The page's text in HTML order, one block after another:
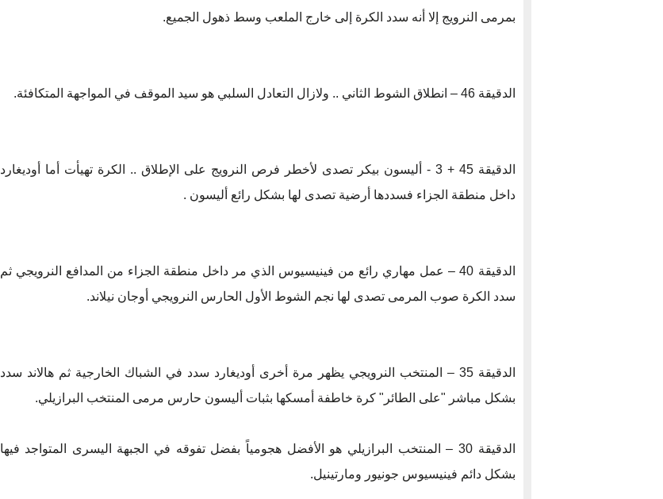
بمرمى النرويج إلا أنه سدد الكرة إلى خارج الملعب وسط ذهول الجميع.
الدقيقة 46 – انطلاق الشوط الثاني .. ولازال التعادل السلبي هو سيد الموقف في المواجهة المتكافئة.
الدقيقة 45 + 3 - أليسون بيكر تصدى لأخطر فرص النرويج على الإطلاق .. الكرة تهيأت أما أوديغارد
داخل منطقة الجزاء فسددها أرضية تصدى لها بشكل رائع أليسون .
الدقيقة 40 – عمل مهاري رائع من فينيسيوس الذي مر داخل منطقة الجزاء من المدافع النرويجي ثم
سدد الكرة صوب المرمى تصدى لها نجم الشوط الأول الحارس النرويجي أوجان نيلاند.
الدقيقة 35 – المنتخب النرويجي يظهر مرة أخرى أوديغارد سدد في الشباك الخارجية ثم هالاند سدد
بشكل مباشر "على الطائر" كرة خاطفة أمسكها بثبات أليسون حارس مرمى المنتخب البرازيلي.
الدقيقة 30 – المنتخب البرازيلي هو الأفضل هجومياً بفضل تفوقه في الجبهة اليسرى المتواجد فيها
بشكل دائم فينيسيوس جونيور ومارتينيل.